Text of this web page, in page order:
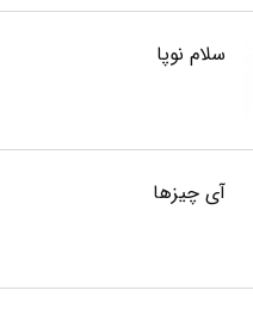
سلام نوپا
آی چیزها